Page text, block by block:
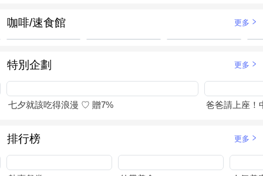
咖啡/速食館 更多
特別企劃 更多
七夕就該吃得浪漫 ♡ 贈7% 爸爸請上座！
排行榜 更多